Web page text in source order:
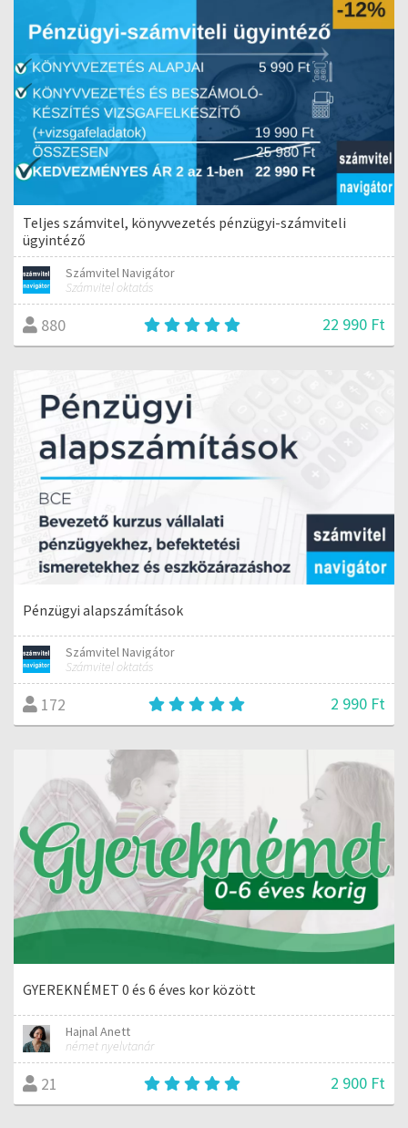
Teljes számvitel, könyvvezetés pénzügyi-számviteli
ügyintéző
Számvitel Navigátor
Számvitel oktatás
880 22 990 Ft
Pénzügyi alapszámítások
Számvitel Navigátor
Számvitel oktatás
172 2 990 Ft
GYEREKNÉMET 0 és 6 éves kor között
Hajnal Anett
német nyelvtanár
21 2 900 Ft